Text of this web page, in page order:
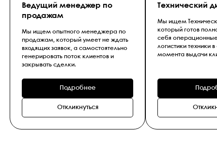
Ведущий менеджер по
продажам
Мы ищем опытного менеджера по
продажам, который умеет не ждать
входящих заявок, а самостоятельно
генерировать поток клиентов и
закрывать сделки.
Подробнее
Откликнуться
Технический
Мы ищем
который готов
себя
логистики техники
момента выдачи